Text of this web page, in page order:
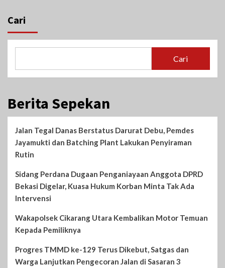
Cari
Cari
Berita Sepekan
Jalan Tegal Danas Berstatus Darurat Debu, Pemdes
Jayamukti dan Batching Plant Lakukan Penyiraman
Rutin
Sidang Perdana Dugaan Penganiayaan Anggota DPRD
Bekasi Digelar, Kuasa Hukum Korban Minta Tak Ada
Intervensi
Wakapolsek Cikarang Utara Kembalikan Motor Temuan
Kepada Pemiliknya
Progres TMMD ke-129 Terus Dikebut, Satgas dan
Warga Lanjutkan Pengecoran Jalan di Sasaran 3